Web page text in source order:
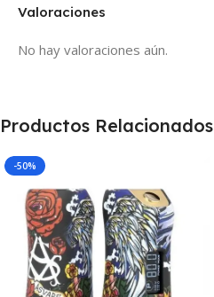
Valoraciones
No hay valoraciones aún.
Productos Relacionados
-50%